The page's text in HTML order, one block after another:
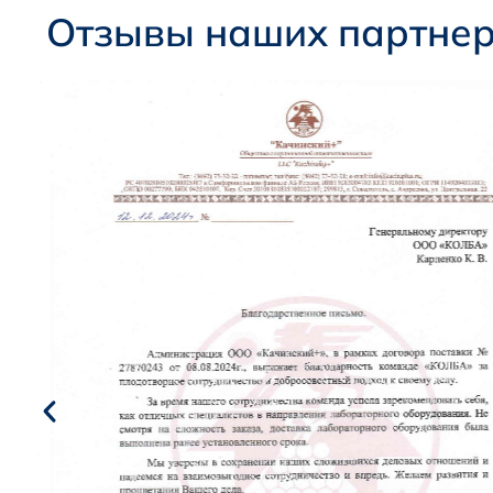
Отзывы наших